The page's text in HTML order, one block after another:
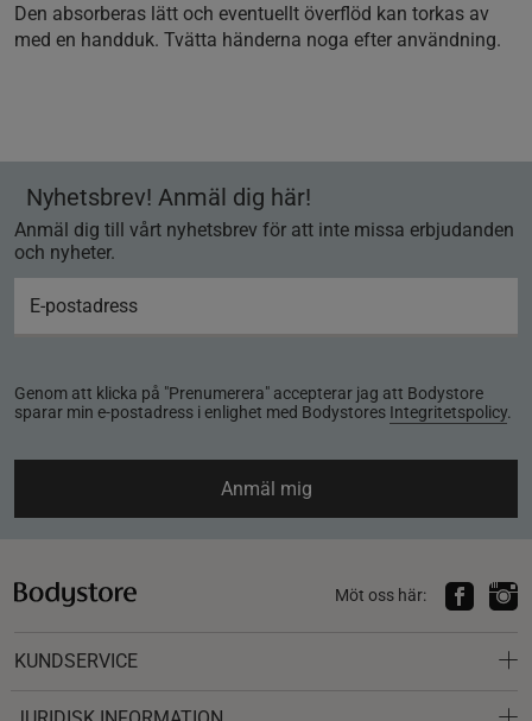
Den absorberas lätt och eventuellt överflöd kan torkas av
med en handduk. Tvätta händerna noga efter användning.
Nyhetsbrev! Anmäl dig här!
Anmäl dig till vårt nyhetsbrev för att inte missa erbjudanden
och nyheter.
Genom att klicka på "Prenumerera" accepterar jag att Bodystore
sparar min e-postadress i enlighet med Bodystores Integritetspolicy.
Anmäl mig
Möt oss här:
KUNDSERVICE